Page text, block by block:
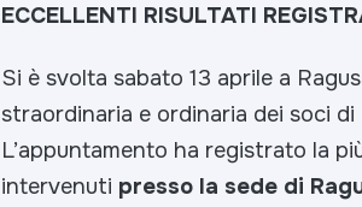
ECCELLENTI RISULTATI
Si è svolta sabato 13 aprile a
straordinaria e ordinaria dei soci
L’appuntamento ha registrato la
intervenuti presso la sede di